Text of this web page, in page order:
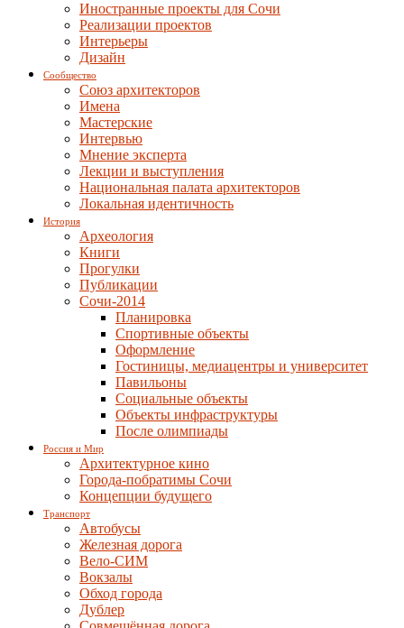
Иностранные проекты для Сочи
Реализации проектов
Интерьеры
Дизайн
Сообщество
Союз архитекторов
Имена
Мастерские
Интервью
Мнение эксперта
Лекции и выступления
Национальная палата архитекторов
Локальная идентичность
История
Археология
Книги
Прогулки
Публикации
Сочи-2014
Планировка
Спортивные объекты
Оформление
Гостиницы, медиацентры и университет
Павильоны
Социальные объекты
Объекты инфраструктуры
После олимпиады
Россия и Мир
Архитектурное кино
Города-побратимы Сочи
Концепции будущего
Транспорт
Автобусы
Железная дорога
Вело-СИМ
Вокзалы
Обход города
Дублер